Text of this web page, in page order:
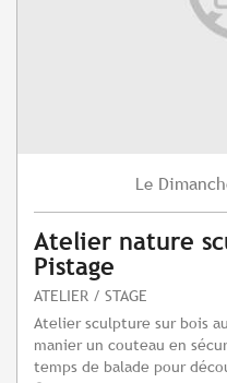
Le
Atelier nature
Pistage
ATELIER / STAGE
Atelier sculpture sur bois
manier un couteau en
temps de balade pour